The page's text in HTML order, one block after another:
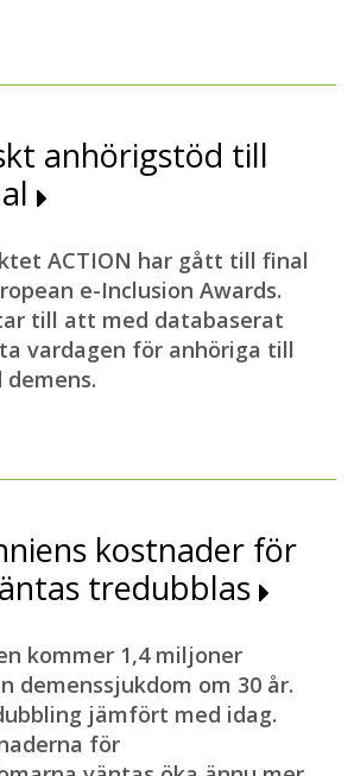
anhörigstöd till
ACTION har gått till final
e-Inclusion Awards.
till att med databaserat
vardagen för anhöriga till
demens.
kostnader för
tredubblas
kommer 1,4 miljoner
demenssjukdom om 30 år.
jämfört med idag.
för